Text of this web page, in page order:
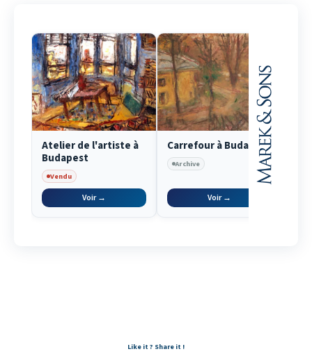
Atelier de l'artiste à
Budapest
Vendu
Voir →
Carrefour à Budapest
Archive
Voir →
Like it ? Share it !